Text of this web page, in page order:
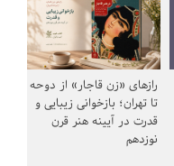
رازهای «زن قاجار» از دوحه
تا تهران؛ بازخوانی زیبایی و
قدرت در آیینه هنر قرن
نوزدهم